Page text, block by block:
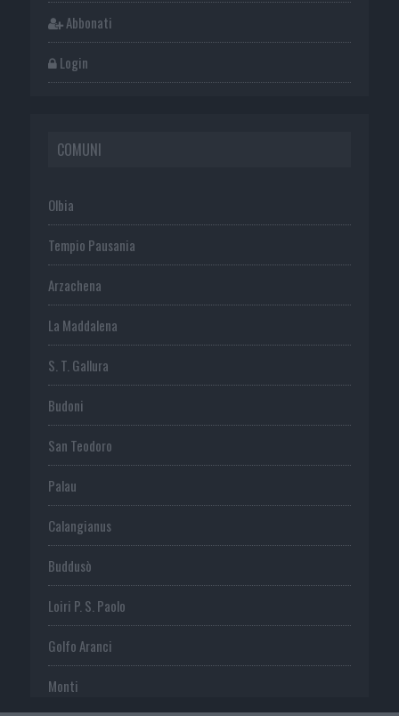
Abbonati
Login
COMUNI
Olbia
Tempio Pausania
Arzachena
La Maddalena
S. T. Gallura
Budoni
San Teodoro
Palau
Calangianus
Buddusò
Loiri P. S. Paolo
Golfo Aranci
Monti